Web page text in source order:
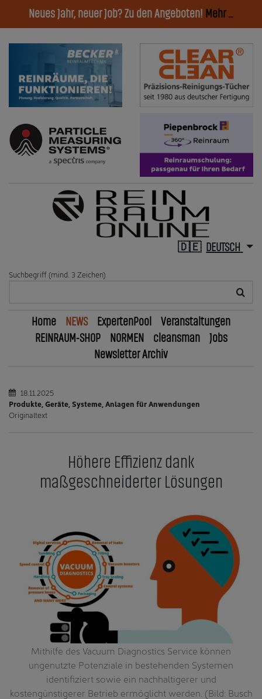
Neues Jahr, neuer Job? Zu den Angeboten! Mehr ...
DEUTSCH
Suchbegriff (mind. 3 Zeichen)
Home NEWS ExpertenPool
Veranstaltungen
REINRAUM-SHOP
NORMEN cleansman
Jobs
Newsletter Archiv
18.11.2025
Produkte, Geräte, Systeme, Anlagen für Anwendungen
Originaltext
Höhere Effizienz dank
maßgeschneiderter Lösungen
Mithilfe des Vacuum Diagnostics Service können
ungenutzte Potenziale in bestehenden Systemen
identifiziert sowie ein nachhaltigerer und
kostengünstigerer Betrieb ermöglicht werden. (Bild: Busch